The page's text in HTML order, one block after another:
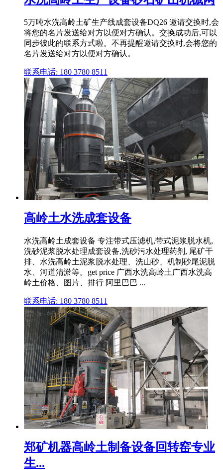
5万吨水洗高岭土矿生产线成套设备DQ26 邀请交换时,会
将您的名片发送给对方以便对方确认。交换成功后,可以
同步彼此的联系方式啦。不再提醒邀请交换时,会将您的
名片发送给对方以便对方确认。
联系电话: 180 3780 8511
高岭土水洗成套设备
水洗高岭土成套设备 专注带式压滤机,带式泥浆脱水机,
洗砂泥浆脱水处理成套设备,洗砂污水处理药剂, 尾矿干
排、水洗高岭土泥浆脱水处理、洗山砂、机制砂尾泥脱
水、河道清淤等。get price 广西水洗高岭土广西水洗高
岭土价格、图片、排行 阿里巴巴 ...
联系电话: 180 3780 8511
郑矿机器高岭土制备设备回转窑专业
生...